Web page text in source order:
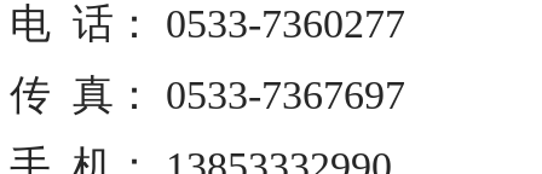
电 话： 0533-7360277
传 真： 0533-7367697